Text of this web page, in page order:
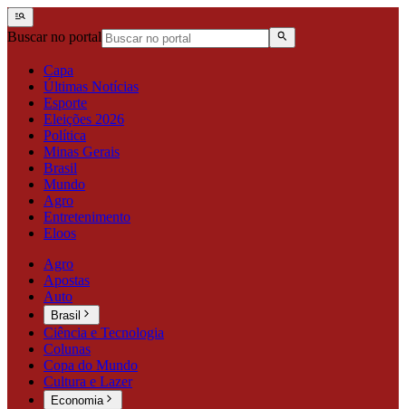
Buscar no portal
Capa
Últimas Notícias
Esporte
Eleições 2026
Política
Minas Gerais
Brasil
Mundo
Agro
Entretenimento
Eloos
Agro
Apostas
Auto
Brasil
Ciência e Tecnologia
Colunas
Copa do Mundo
Cultura e Lazer
Economia